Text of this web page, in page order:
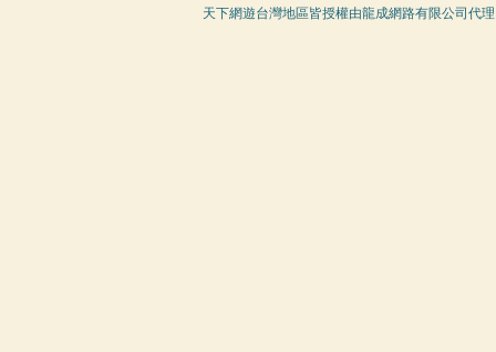
天下網遊台灣地區皆授權由龍成網路有限公司代理